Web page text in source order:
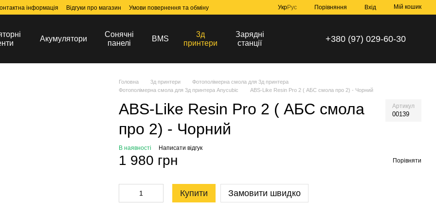
інформація Відгуки про магазин Умови повернення та обміну УкрРус Порівняння Вхід Мій кошик
Акумулятори
Сонячні
панелі
BMS
3д
принтери
Зарядні
станції
+380 (97) 029-60-30
Головна 3д принтери
Фотополімерна смола для 3д принтера
Фотополімерна смола для 3д принтера Anycubic
ABS-Like Resin Pro 2 ( АБС смола про 2) - Чорний
ABS-Like Resin Pro 2 ( АБС смола
про 2) - Чорний
Артикул
00139
В наявності Написати відгук
1 980 грн Порівняти
Купити Замовити швидко